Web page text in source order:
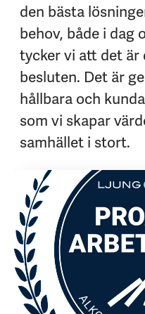
den bästa
behov, både i dag
tycker vi att det är
besluten. Det är
hållbara och
som vi skapar
samhället i stort.